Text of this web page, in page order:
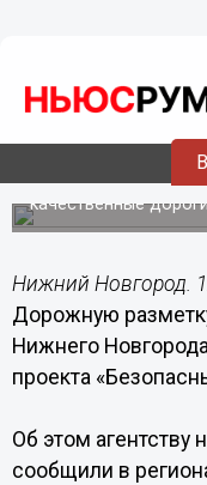
12.05.201813:23
Дорожную
Работы выполнят в
качественные
Нижний Новгород.
Дорожную
Нижнего
проекта
Об этом агентству
сообщили в